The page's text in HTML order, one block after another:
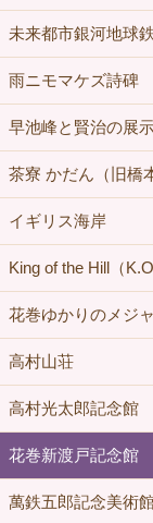
未来都市銀河地球
雨ニモマケズ詩碑
早池峰と賢治の展
茶寮 かだん（旧橋
イギリス海岸
King of the Hill（
花巻ゆかりのメジ
高村山荘
高村光太郎記念館
花巻新渡戸記念館
萬鉄五郎記念美術